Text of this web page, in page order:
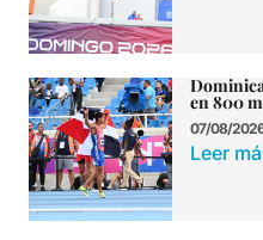
en 800
07/08/
Leer